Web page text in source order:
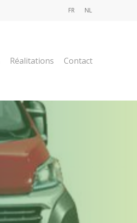
FR NL
Réalitations Contact